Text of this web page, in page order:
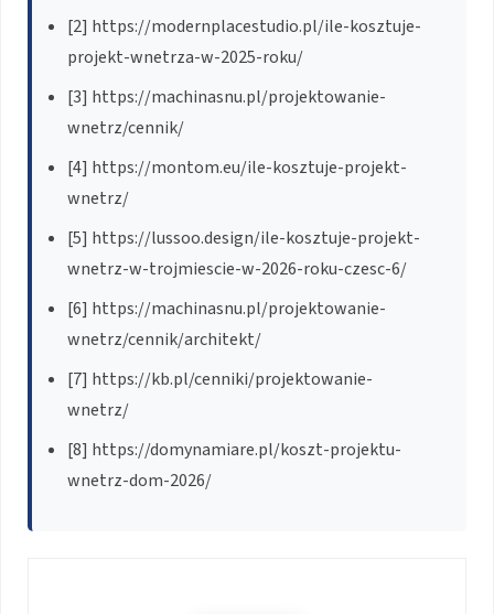
[2] https://modernplacestudio.pl/ile-kosztuje-
projekt-wnetrza-w-2025-roku/
[3] https://machinasnu.pl/projektowanie-
wnetrz/cennik/
[4] https://montom.eu/ile-kosztuje-projekt-
wnetrz/
[5] https://lussoo.design/ile-kosztuje-projekt-
wnetrz-w-trojmiescie-w-2026-roku-czesc-6/
[6] https://machinasnu.pl/projektowanie-
wnetrz/cennik/architekt/
[7] https://kb.pl/cenniki/projektowanie-
wnetrz/
[8] https://domynamiare.pl/koszt-projektu-
wnetrz-dom-2026/